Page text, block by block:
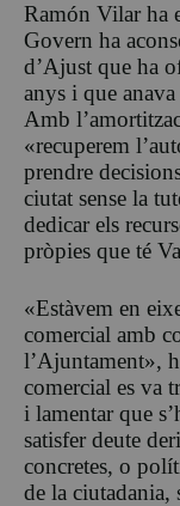
Ramón Vilar ha
Govern ha
d’Ajust que ha
anys i que
Amb
«recuperem
prendre
ciutat sense la
dedicar els
pròpies que té
«Estàvem en
comercial amb
l’Ajuntament»,
comercial es va
i lamentar que
satisfer deute
concretes, o
de la ciutadania,